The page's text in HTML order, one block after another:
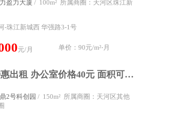
盈力大厦 / 100m² 所属商圈：天河区珠江新
-珠江新城西 华强路3-1号
元/月 单价：90元/m²⋅月
特惠出租 办公室价格40元 面积可灵活选择 园区环境舒适
2号科创园 / 150m² 所属商圈：天河区其他